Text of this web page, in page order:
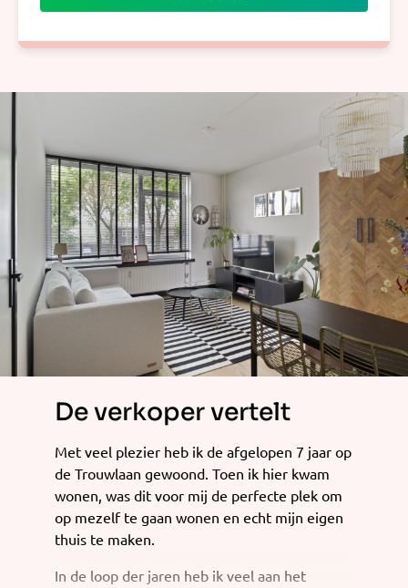
De verkoper vertelt
Met veel plezier heb ik de afgelopen 7 jaar op
de Trouwlaan gewoond. Toen ik hier kwam
wonen, was dit voor mij de perfecte plek om
op mezelf te gaan wonen en echt mijn eigen
thuis te maken.
In de loop der jaren heb ik veel aan het